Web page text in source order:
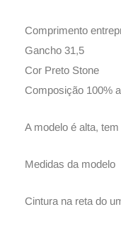
Comprimento
Gancho 31,5
Cor Preto Stone
Composição 100%
A modelo é alta,
Medidas da modelo
Cintura na reta do